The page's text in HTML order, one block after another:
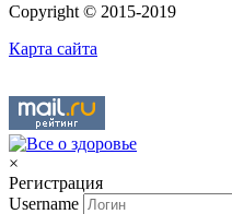
Copyright © 2015-2019
Карта сайта
×
Регистрация
Username